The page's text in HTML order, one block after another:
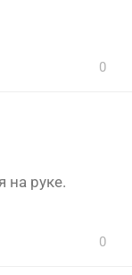
0
на руке.
0